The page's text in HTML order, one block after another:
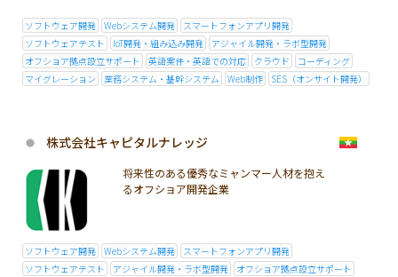
ソフトウェア開発 Webシステム開発
スマートフォンアプリ開発
ソフトウェアテスト
IoT開発・組み込み開発
アジャイル開発・ラボ型開発
オフショア拠点設立サポート
英語案件・英語での対応 クラウド
コーディング
マイグレーション
業務システム・基幹システム Web制作 SES（オンサイト開発）
株式会社キャピタルナレッジ
将来性のある優秀なミャンマー人材を抱え
るオフショア開発企業
ソフトウェア開発 Webシステム開発
スマートフォンアプリ開発
ソフトウェアテスト
アジャイル開発・ラボ型開発
オフショア拠点設立サポート